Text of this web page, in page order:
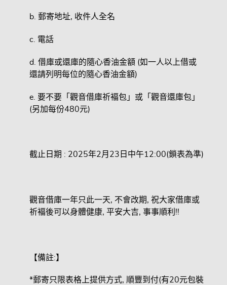
b. 郵寄地址, 收件人全名
c. 電話
d. 借庫或還庫的隨心香油金額 (如一人以上借或
還請列明每位的隨心香油金額)
e. 要不要「觀音借庫祈褔包」或「觀音還庫包」
(另加每份480元)
截止日期 : 2025年2月23日中午12:00(鎖表為準)
觀音借庫一年只此一天, 不會改期, 祝大家借庫或
祈褔後可以身體健康, 平安大吉, 事事順利!!
【備註:】
*郵寄只限表格上提供方式, 順豐到付(有20元包裝